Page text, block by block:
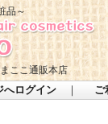
ここ通販本店
品～
へログイン ｜ ご